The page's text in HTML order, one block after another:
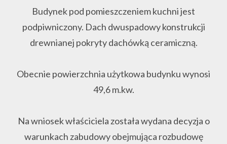
Budynek pod pomieszczeniem kuchni jest
podpiwniczony. Dach dwuspadowy konstrukcji
drewnianej pokryty dachówką ceramiczną.
Obecnie powierzchnia użytkowa budynku wynosi
49,6 m.kw.
Na wniosek właściciela została wydana decyzja o
warunkach zabudowy obejmująca rozbudowę